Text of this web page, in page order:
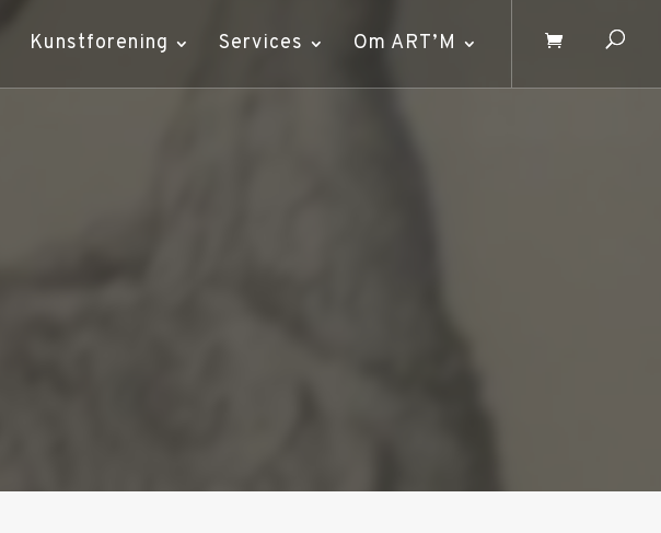
Kunstforening Services Om ART’M